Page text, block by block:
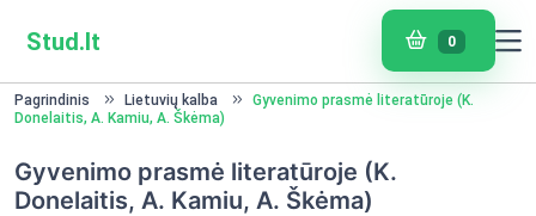
Stud.lt 0
Pagrindinis Lietuvių kalba
Gyvenimo prasmė literatūroje (K.
Donelaitis, A. Kamiu, A. Škėma)
Gyvenimo prasmė literatūroje (K.
Donelaitis, A. Kamiu, A. Škėma)